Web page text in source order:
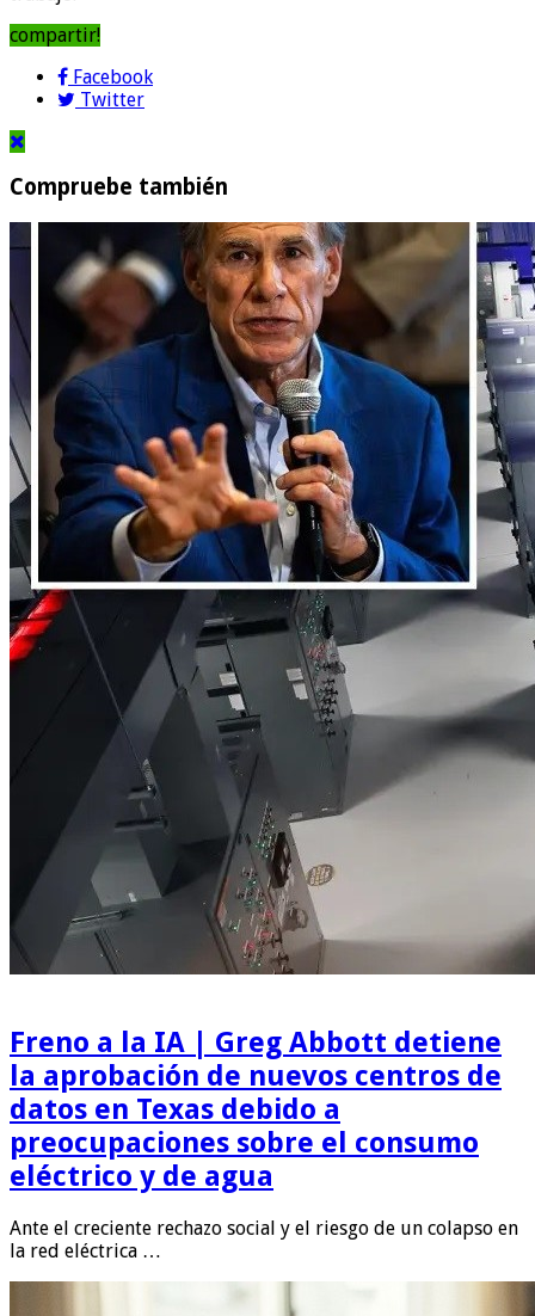
compartir!
Facebook
Twitter
Compruebe también
Freno a la IA | Greg Abbott detiene
la aprobación de nuevos centros de
datos en Texas debido a
preocupaciones sobre el consumo
eléctrico y de agua
Ante el creciente rechazo social y el riesgo de un colapso en
la red eléctrica …